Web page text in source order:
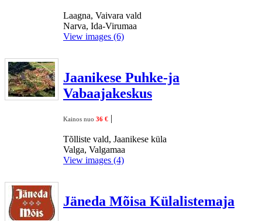
Laagna, Vaivara vald
Narva, Ida-Virumaa
View images (6)
Jaanikese Puhke-ja
Vabaajakeskus
Kainos nuo 36 € |
Tõlliste vald, Jaanikese küla
Valga, Valgamaa
View images (4)
Jäneda Mõisa Külalistemaja